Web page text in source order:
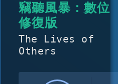
竊聽風暴：數位
修復版
The Lives of
Others